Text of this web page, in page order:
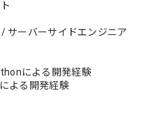
サーバーサイドエンジニア
による開発経験
よる開発経験